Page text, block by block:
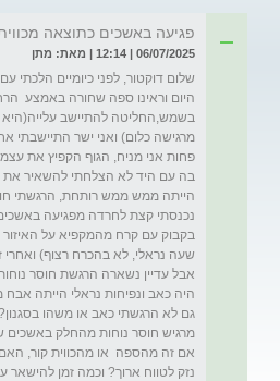
פגיעה באשכים כתוצאה
06/07/2025 | 12:14 | מאת: מתן
שלום דוקטור, לפני כיומיים הלכתי
היום וראינו ספה שחורה באמצע
בשמש,החליטה להתיישב עלייה(היא
מרגישה כלום) ואני ישר התיישבתי
פחות אני מניח, הגוף הקפיץ את
בה עם היד לא הצלחתי להשאיר את
הייתה ממש ממש רותחת, הרגשתי
נכנסתי קצת לחרדה מפגיעה
בקבוק עם קרח מהמקפיא על
שעה נראלי, לא בהכרח רצוף)
אבל עדיין נשארה הרגשת חוסר
היה כאב ונפיחות נראלי הייתה
גם לא הרגשתי כאב או משהו
מרגיש חוסר נוחות מהחלק באשכים
אם זה מהספה  או מהכווית קור,
נזק לטווח ארוך? וכמה זמן להישאר